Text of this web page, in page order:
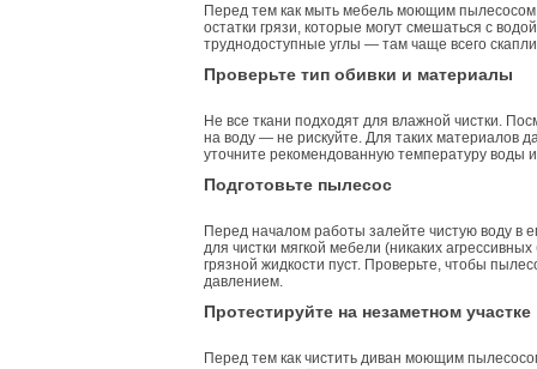
Перед тем как мыть мебель моющим
остатки грязи, которые могут смешаться с
труднодоступные углы — там чаще всего
Проверьте тип обивки и материалы
Не все ткани подходят для влажной чистки.
на воду — не рискуйте. Для таких материалов
уточните рекомендованную температуру воды
Подготовьте пылесос
Перед началом работы залейте чистую воду в
для чистки мягкой мебели (никаких
грязной жидкости пуст. Проверьте, чтобы
давлением.
Протестируйте на незаметном участке
Перед тем как чистить диван моющим